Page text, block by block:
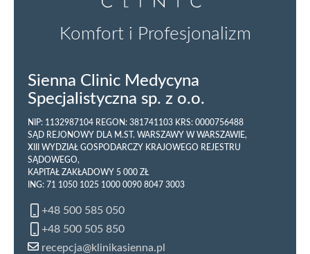
Komfort i Profesjonalizm
Sienna Clinic Medycyna
Specjalistyczna sp. z o.o.
NIP: 1132987104 REGON: 381741103 KRS: 0000756488
SĄD REJONOWY DLA M.ST. WARSZAWY W WARSZAWIE,
XIII WYDZIAŁ GOSPODARCZY KRAJOWEGO REJESTRU
SĄDOWEGO,
KAPITAŁ ZAKŁADOWY 5 000 ZŁ
ING: 71 1050 1025 1000 0090 8047 3003
+48 500 585 050
+48 500 505 850
recepcja@klinikasienna.pl